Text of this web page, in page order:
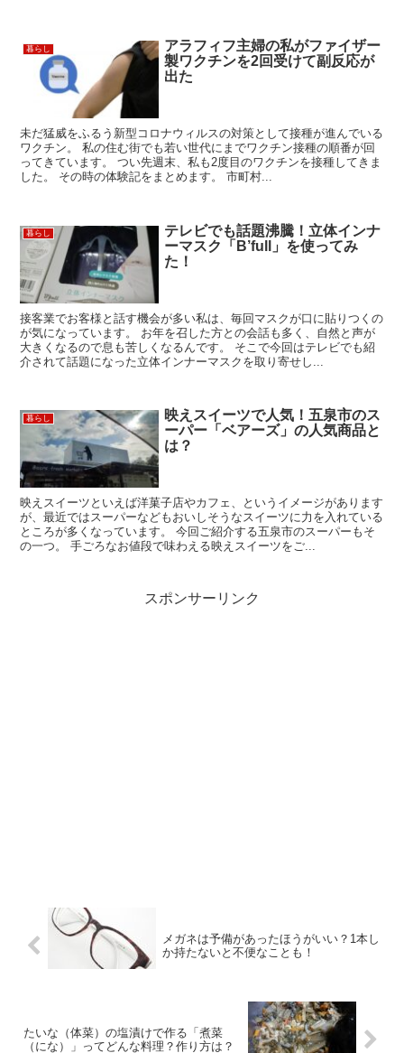
暮らし
アラフィフ主婦の私がファイザー
製ワクチンを2回受けて副反応が
出た
未だ猛威をふるう新型コロナウィルスの対策として接種が進んでいる
ワクチン。 私の住む街でも若い世代にまでワクチン接種の順番が回
ってきています。 つい先週末、私も2度目のワクチンを接種してきま
した。 その時の体験記をまとめます。 市町村...
暮らし
テレビでも話題沸騰！立体インナ
ーマスク「B’full」を使ってみ
た！
接客業でお客様と話す機会が多い私は、毎回マスクが口に貼りつくの
が気になっています。 お年を召した方との会話も多く、自然と声が
大きくなるので息も苦しくなるんです。 そこで今回はテレビでも紹
介されて話題になった立体インナーマスクを取り寄せし...
暮らし
映えスイーツで人気！五泉市のス
ーパー「ベアーズ」の人気商品と
は？
映えスイーツといえば洋菓子店やカフェ、というイメージがあります
が、最近ではスーパーなどもおいしそうなスイーツに力を入れている
ところが多くなっています。 今回ご紹介する五泉市のスーパーもそ
の一つ。 手ごろなお値段で味わえる映えスイーツをご...
スポンサーリンク
メガネは予備があったほうがいい？1本し
か持たないと不便なことも！
たいな（体菜）の塩漬けで作る「煮菜
（にな）」ってどんな料理？作り方は？